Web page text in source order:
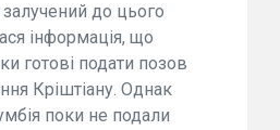
до цього
інформація, що
готові подати позов
Кріштіану. Однак
поки не подали